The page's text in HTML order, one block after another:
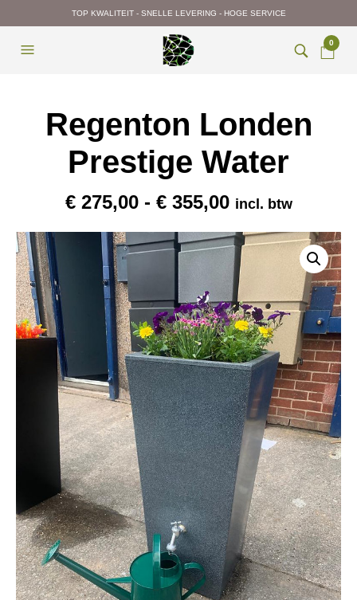
TOP KWALITEIT - SNELLE LEVERING - HOGE SERVICE
0
Regenton Londen
Prestige Water
€275,00 - €355,00Prijsklasse:
tot
€ 355,00
incl. btw